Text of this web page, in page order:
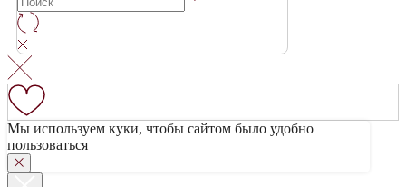
Мы используем куки, чтобы сайтом было удобно
пользоваться